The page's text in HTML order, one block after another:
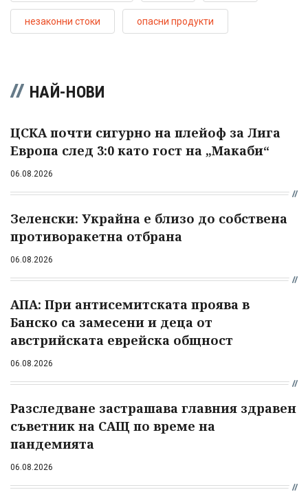
незаконни стоки опасни продукти
НАЙ-НОВИ
ЦСКА почти сигурно на плейоф за Лига
Европа след 3:0 като гост на „Макаби“
06.08.2026
Зеленски: Украйна е близо до собствена
противоракетна отбрана
06.08.2026
АПА: При антисемитската проява в
Банско са замесени и деца от
австрийската еврейска общност
06.08.2026
Разследване застрашава главния здравен
съветник на САЩ по време на
пандемията
06.08.2026